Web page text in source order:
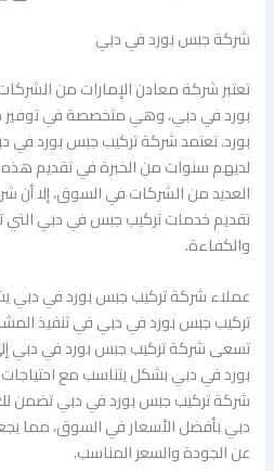
شركة جبس بورد في دبي
تعتبر شركة معادن الإمارات من
بورد في دبي، وهي متخصصة في توفير
بورد. تعتمد شركة تركيب جبس بورد في
لديهم سنوات من الخبرة في تقديم
العديد من الشركات في السوق، إلا أن
تقديم خدمات تركيب جبس في دبي التي
والكفاءة.
عملاء شركة تركيب جبس بورد في دبي
تركيب جبس بورد في دبي في تنفيذ
تسعى شركة تركيب جبس بورد في دبي
بورد في دبي بشكل يتناسب مع
شركة تركيب جبس بورد في دبي تضمن
دبي بأفضل الأسعار في السوق، مما
عن الجودة والسعر المناسب.